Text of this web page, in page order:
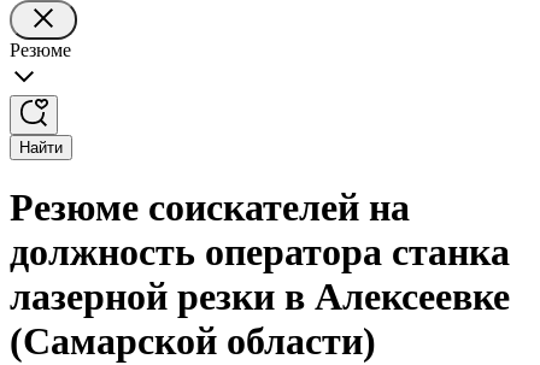
Резюме
Найти
Резюме соискателей на
должность оператора станка
лазерной резки в Алексеевке
(Самарской области)